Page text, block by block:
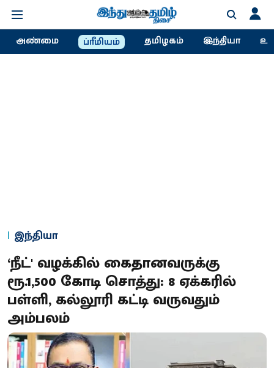
அண்மை ப்ரீமியம் தமிழகம் இந்தியா
இந்தியா
‘நீட்' வழக்கில் கைதானவருக்கு
ரூ.1,500 கோடி சொத்து: 8 ஏக்கரில்
பள்ளி, கல்லூரி கட்டி வருவதும்
அம்பலம்